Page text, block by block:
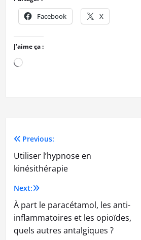
Facebook X
J’aime ça :
Previous:
Utiliser l’hypnose en
kinésithérapie
Next:
À part le paracétamol, les anti-
inflammatoires et les opioïdes,
quels autres antalgiques ?